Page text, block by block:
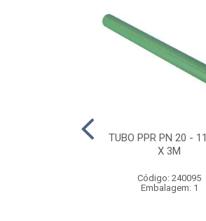
TUBO PPR PN 20 -
X 3M
Código: 240095
Embalagem: 1